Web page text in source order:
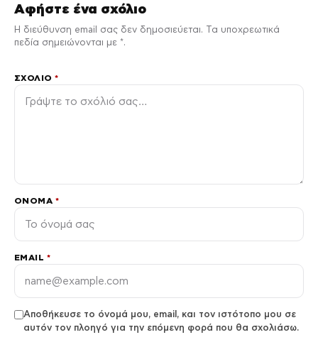
Αφήστε ένα σχόλιο
Η διεύθυνση email σας δεν δημοσιεύεται. Τα υποχρεωτικά
πεδία σημειώνονται με *.
ΣΧΌΛΙΟ*
ΌΝΟΜΑ *
EMAIL *
Αποθήκευσε το όνομά μου, email, και τον ιστότοπο μου σε
αυτόν τον πλοηγό για την επόμενη φορά που θα σχολιάσω.